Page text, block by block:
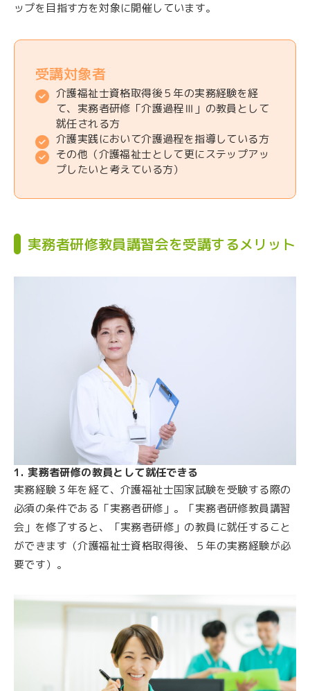
ップを目指す方を対象に開催しています。
受講対象者
介護福祉士資格取得後５年の実務経験を経
て、実務者研修「介護過程Ⅲ」の教員として
就任される方
介護実践において介護過程を指導している方
その他（介護福祉士として更にステップアッ
プしたいと考えている方）
実務者研修教員講習会を受講するメリット
1. 実務者研修の教員として就任できる
実務経験３年を経て、介護福祉士国家試験を受験する際の
必須の条件である「実務者研修」。「実務者研修教員講習
会」を修了すると、「実務者研修」の教員に就任すること
ができます（介護福祉士資格取得後、５年の実務経験が必
要です）。